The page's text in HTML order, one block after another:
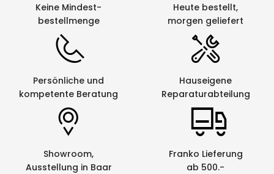
Keine Mindest-
bestellmenge
Heute bestellt,
morgen geliefert
Persönliche und
kompetente Beratung
Hauseigene
Reparaturabteilung
Showroom,
Ausstellung in Baar
Franko Lieferung
ab 500.-